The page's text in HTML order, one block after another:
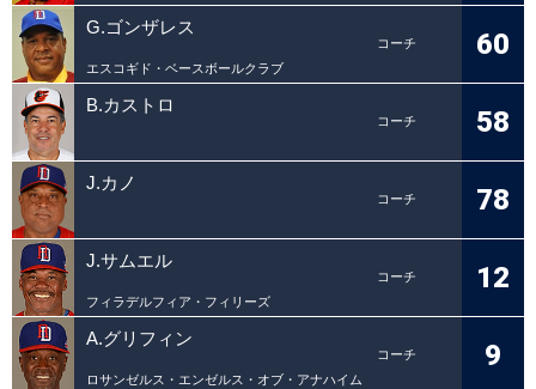
G.ゴンザレス
コーチ
エスコギド・ベースボールクラブ
60
B.カストロ
コーチ 58
J.カノ
コーチ 78
J.サムエル
コーチ
フィラデルフィア・フィリーズ
12
A.グリフィン
コーチ
ロサンゼルス・エンゼルス・オブ・アナハイム
9